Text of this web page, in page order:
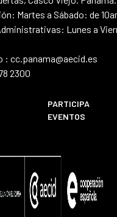
Martes a Sábado: de
Lunes a
: cc.panama@aecid.es
2300
PARTICIPA
EVENTOS